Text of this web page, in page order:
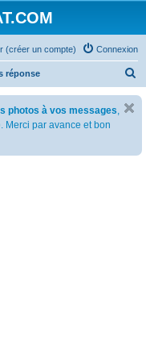
Connexion
(créer un compte)
réponse
e
photos à vos messages,
Merci par avance et bon